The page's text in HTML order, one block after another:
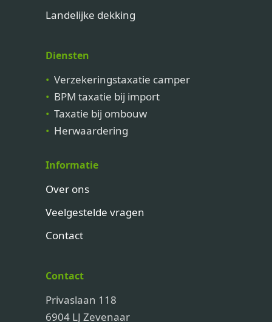
Landelijke dekking
Diensten
Verzekeringstaxatie camper
BPM taxatie bij import
Taxatie bij ombouw
Herwaardering
Informatie
Over ons
Veelgestelde vragen
Contact
Contact
Privaslaan 118
6904 LJ Zevenaar